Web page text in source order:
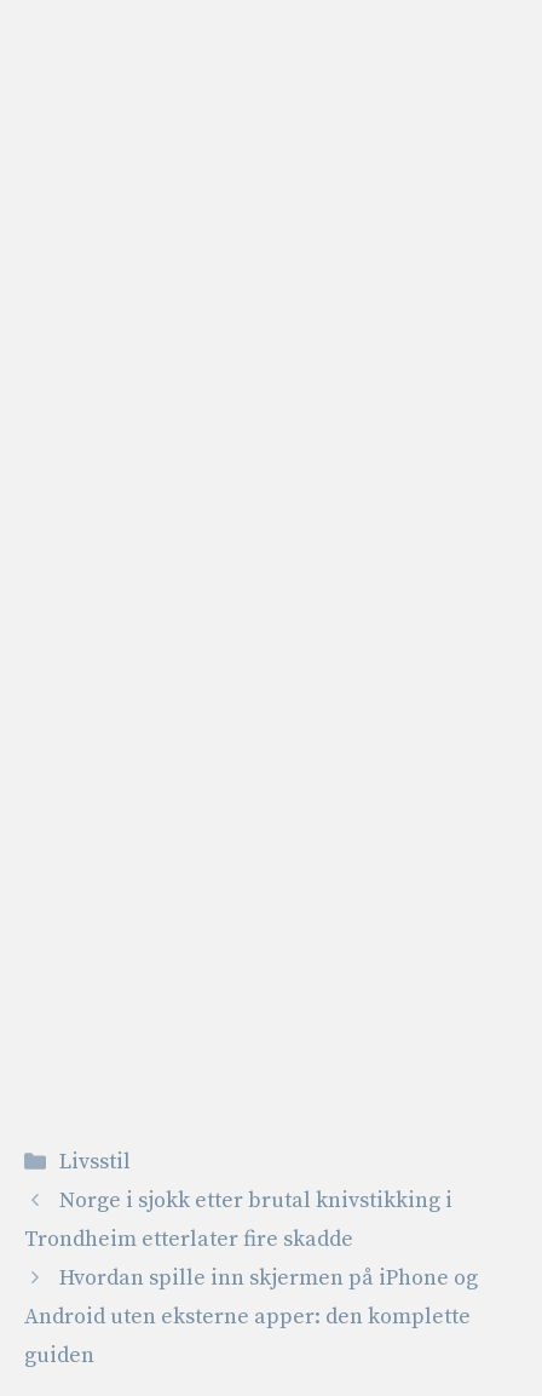
Kategorier
Livsstil
Norge i sjokk etter brutal knivstikking i
Trondheim etterlater fire skadde
Hvordan spille inn skjermen på iPhone og
Android uten eksterne apper: den komplette
guiden